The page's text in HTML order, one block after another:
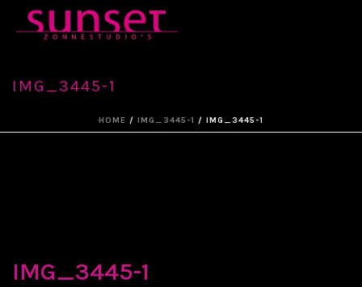
IMG_3445-1
HOME / IMG_3445-1 / IMG_3445-1
IMG_3445-1